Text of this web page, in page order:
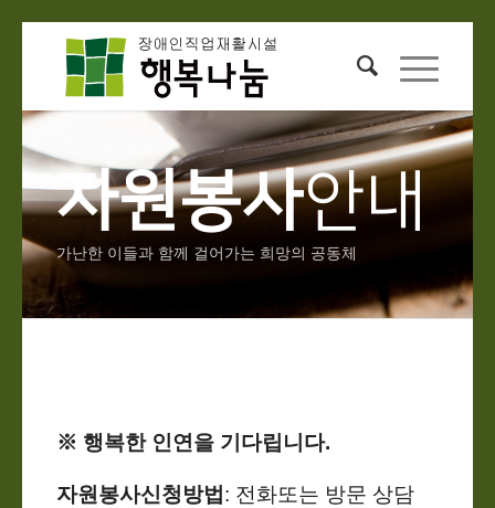
자원봉사안내
가난한 이들과 함께 걸어가는 희망의 공동체
※ 행복한 인연을 기다립니다.
자원봉사신청방법 : 전화또는 방문 상담